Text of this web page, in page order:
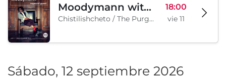
Moodymann with special guests
Chistilishcheto / The Purgatory, Sofía, BG
18:00
vie 11
Sábado, 12 septiembre 2026